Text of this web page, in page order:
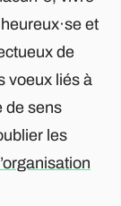
et
de
voeux liés à
de sens
les